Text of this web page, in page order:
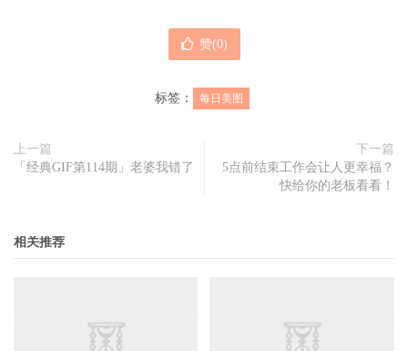
赞(0)
标签： 每日美图
上一篇
「经典GIF第114期」老婆我错了
下一篇
5点前结束工作会让人更幸福？
快给你的老板看看！
相关推荐